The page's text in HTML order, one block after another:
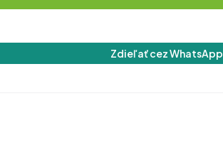
Zdieľať cez WhatsApp